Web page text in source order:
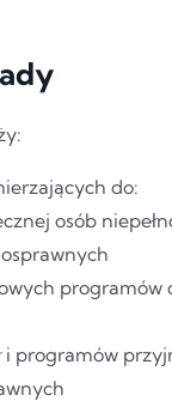
do:
osób
programów
programów